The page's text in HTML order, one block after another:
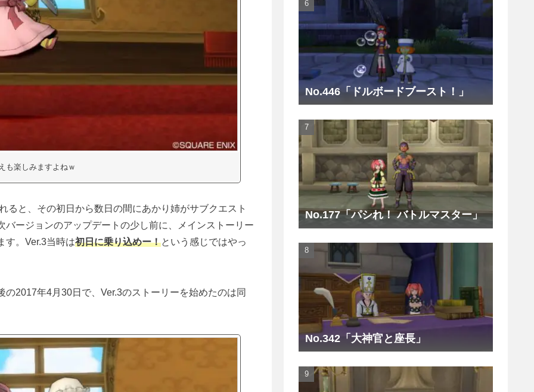
も楽しみますよねｗ
ると、その初日から数日の間にあかり姉がサブクエスト
ージョンのアップデートの少し前に、メインストーリー
す。Ver.3当時は初日に乗り込めー！という感じではやっ
2017年4月30日で、Ver.3のストーリーを始めたのは同
No.446「ドルボードブースト！」
No.177「パシれ！ バトルマスター」
No.342「大神官と座長」